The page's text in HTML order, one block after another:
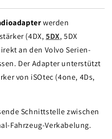
werden
(4DX, 5DX, 5DX
an den Volvo Serien-
Der Adapter unterstützt
von iSOtec (4one, 4Ds,
Schnittstelle zwischen
Fahrzeug-Verkabelung.